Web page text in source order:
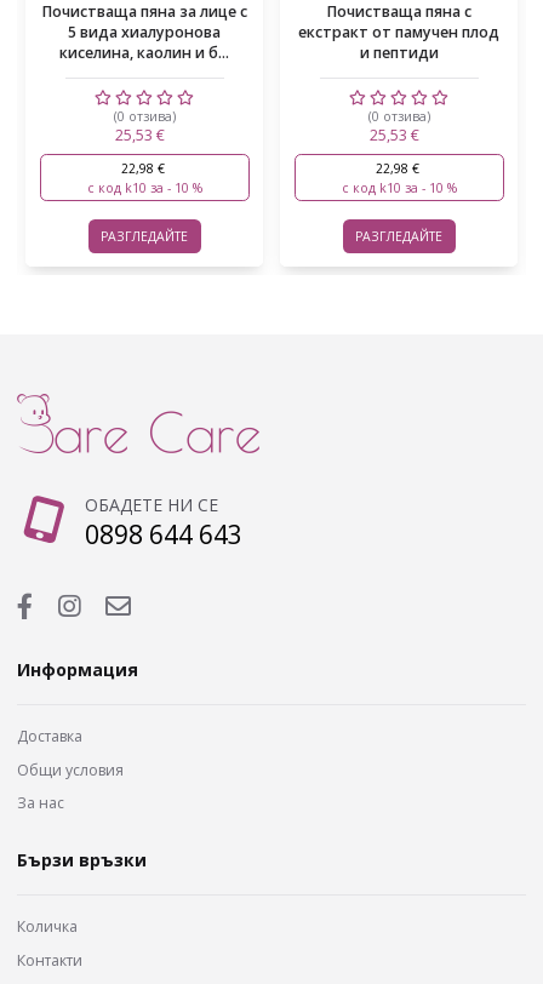
Почистваща пяна за лице с
5 вида хиалуронова
киселина, каолин и б...
(0 отзива)
25,53 €
22,98 €
с код k10 за - 10 %
РАЗГЛЕДАЙТЕ
Почистваща пяна с
екстракт от памучен плод
и пептиди
(0 отзива)
25,53 €
22,98 €
с код k10 за - 10 %
РАЗГЛЕДАЙТЕ
ОБАДЕТЕ НИ СЕ
0898 644 643
Информация
Доставка
Общи условия
За нас
Бързи връзки
Количка
Контакти